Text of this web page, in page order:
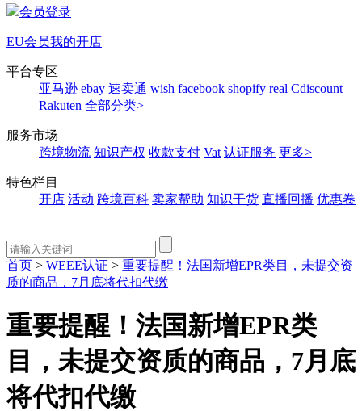
会员登录
EU会员我的开店
平台专区
亚马逊 ebay 速卖通 wish facebook shopify real Cdiscount
Rakuten 全部分类>
服务市场
跨境物流 知识产权 收款支付 Vat 认证服务 更多>
特色栏目
开店 活动 跨境百科 卖家帮助 知识干货 直播回播 优惠卷
首页 > WEEE认证 > 重要提醒！法国新增EPR类目，未提交资
质的商品，7月底将代扣代缴
重要提醒！法国新增EPR类
目，未提交资质的商品，7月底
将代扣代缴